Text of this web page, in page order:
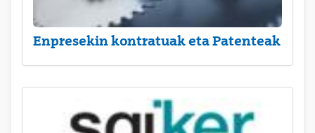
Enpresekin kontratuak eta Patenteak